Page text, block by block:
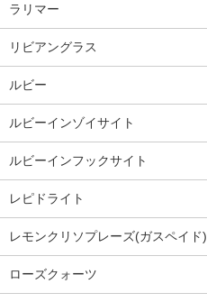
ラリマー
リビアングラス
ルビー
ルビーインゾイサイト
ルビーインフックサイト
レピドライト
レモンクリソプレーズ(ガスペイド)
ローズクォーツ